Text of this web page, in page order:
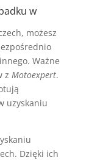
w
możesz
Ważne
z Motoexpert.
uzyskaniu
Dzięki ich